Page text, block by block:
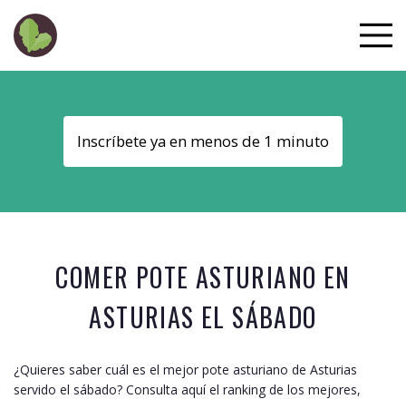
Inscríbete ya en menos de 1 minuto
COMER POTE ASTURIANO EN
ASTURIAS EL SÁBADO
¿Quieres saber cuál es el mejor pote asturiano de Asturias
servido el sábado? Consulta aquí el ranking de los mejores,